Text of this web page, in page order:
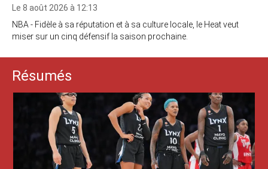
Le 8 août 2026 à 12:13
NBA - Fidèle à sa réputation et à sa culture locale, le Heat veut
miser sur un cinq défensif la saison prochaine.
Résumés